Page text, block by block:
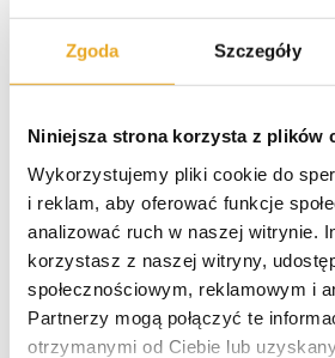
Zgoda Szczegóły
Niniejsza strona korzysta z plików
Wykorzystujemy pliki cookie do
i reklam, aby oferować funkcje
analizować ruch w naszej witrynie.
korzystasz z naszej witryny,
społecznościowym, reklamowym i
Partnerzy mogą połączyć te
otrzymanymi od Ciebie lub
Smartney –
Santander